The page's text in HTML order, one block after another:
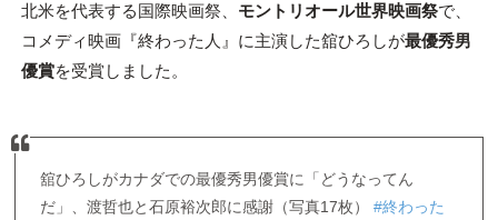
北米を代表する国際映画祭、 モントリオール世界映画祭で、
コメディ映画『終わった人』に主演した舘ひろしが最優秀男
優賞を受賞しました。
舘ひろしがカナダでの最優秀男優賞に「どうなってん
だ」、渡哲也と石原裕次郎に感謝（写真17枚）#終わった